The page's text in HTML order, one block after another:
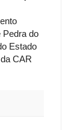
Pedra do
Estado
CAR